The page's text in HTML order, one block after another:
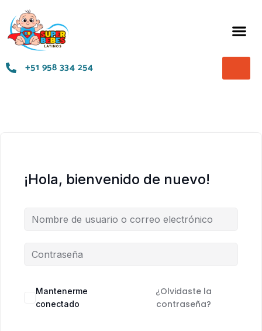
+51 958 334 254
¡Hola, bienvenido de nuevo!
Mantenerme
conectado
¿Olvidaste la
contraseña?